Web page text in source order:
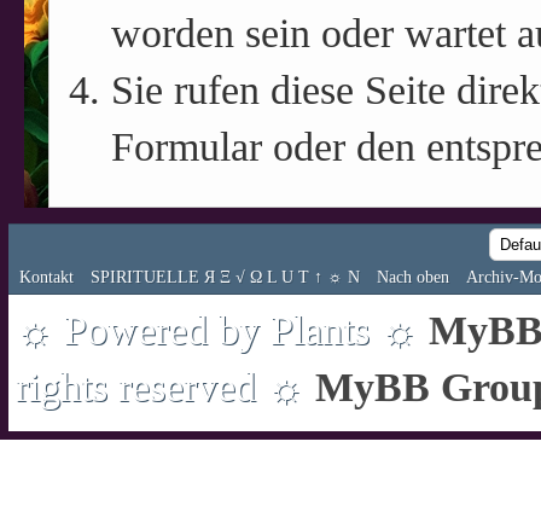
worden sein oder wartet
Sie rufen diese Seite
Formular oder den
Kontakt SPIRITUELLE Я Ξ √ Ω L U T ↑ ☼ N Nach oben Archiv-
☼ Powered by Plants ☼
rights reserved ☼ MyBB